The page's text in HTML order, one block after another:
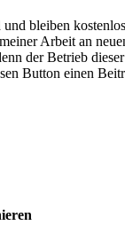
bleiben
Arbeit an
der Betrieb
Button einen